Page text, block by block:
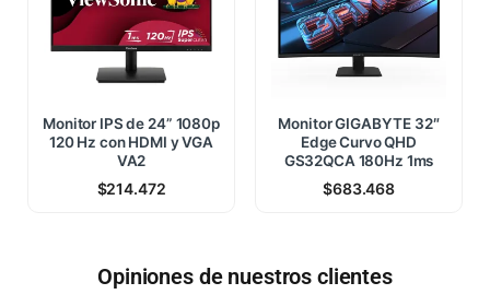
Monitor IPS de 24” 1080p
120 Hz con HDMI y VGA
VA2
$214.472
Monitor GIGABYTE 32″
Edge Curvo QHD
GS32QCA 180Hz 1ms
$683.468
Opiniones de nuestros clientes